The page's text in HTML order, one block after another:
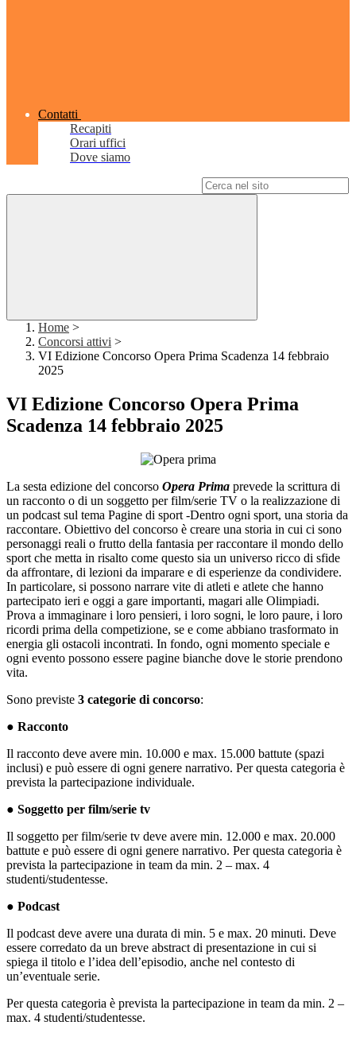
Contatti
Recapiti
Orari uffici
Dove siamo
Home >
Concorsi attivi >
VI Edizione Concorso Opera Prima Scadenza 14 febbraio
2025
VI Edizione Concorso Opera Prima
Scadenza 14 febbraio 2025
La sesta edizione del concorso Opera Prima prevede la scrittura di
un racconto o di un soggetto per film/serie TV o la realizzazione di
un podcast sul tema Pagine di sport -Dentro ogni sport, una storia da
raccontare. Obiettivo del concorso è creare una storia in cui ci sono
personaggi reali o frutto della fantasia per raccontare il mondo dello
sport che metta in risalto come questo sia un universo ricco di sfide
da affrontare, di lezioni da imparare e di esperienze da condividere.
In particolare, si possono narrare vite di atleti e atlete che hanno
partecipato ieri e oggi a gare importanti, magari alle Olimpiadi.
Prova a immaginare i loro pensieri, i loro sogni, le loro paure, i loro
ricordi prima della competizione, se e come abbiano trasformato in
energia gli ostacoli incontrati. In fondo, ogni momento speciale e
ogni evento possono essere pagine bianche dove le storie prendono
vita.
Sono previste 3 categorie di concorso:
● Racconto
Il racconto deve avere min. 10.000 e max. 15.000 battute (spazi
inclusi) e può essere di ogni genere narrativo. Per questa categoria è
prevista la partecipazione individuale.
● Soggetto per film/serie tv
Il soggetto per film/serie tv deve avere min. 12.000 e max. 20.000
battute e può essere di ogni genere narrativo. Per questa categoria è
prevista la partecipazione in team da min. 2 – max. 4
studenti/studentesse.
● Podcast
Il podcast deve avere una durata di min. 5 e max. 20 minuti. Deve
essere corredato da un breve abstract di presentazione in cui si
spiega il titolo e l’idea dell’episodio, anche nel contesto di
un’eventuale serie.
Per questa categoria è prevista la partecipazione in team da min. 2 –
max. 4 studenti/studentesse.